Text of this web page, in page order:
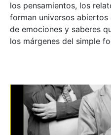
los pensamientos, los
forman universos
de emociones y saberes
los márgenes del simple